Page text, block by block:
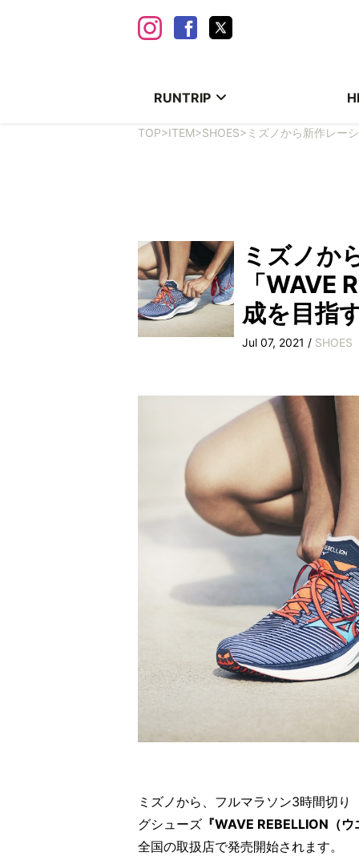
RUNTRIP
TOP>ITEM>SHOES> ミズノから新作レー
ミズノか
「WAVE
成を目指
Jul 07, 2021 / SHOES
ミズノから、フルマラソン3時間切
グシューズ 『WAVE REBELLION（
全国の取扱店で発売開始されます。